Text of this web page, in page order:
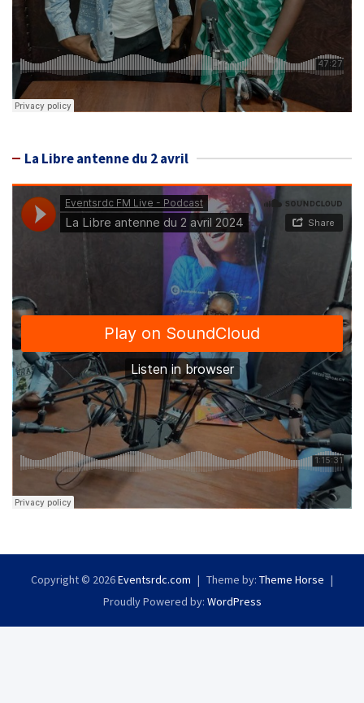
La Libre antenne du 2 avril
Copyright © 2026Eventsrdc.com Theme by: Theme Horse
Proudly Powered by: WordPress